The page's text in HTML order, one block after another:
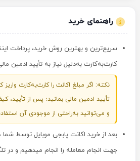
راهنمای خرید
سریع‌ترین و بهترین روش خرید، پرداخت
کارت‌به‌کارت به‌دلیل نیاز به تأیید ادمین
نکته: اگر مبلغ اکانت را کارت‌به‌کارت واریز
تأیید ادمین مالی بمانید؛ پس از
و می‌توانید به‌راحتی از موجودی آن
بعد از خرید اکانت پابجی موبایل توسط
جهت انجام معامله را انجام میدهیم و در